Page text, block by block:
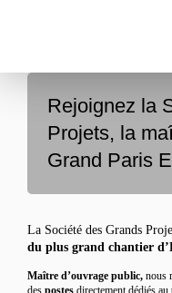
Rejoignez la
Projets, la
Grand Paris
La Société des Grands
du plus grand chantier
Maître d’ouvrage public, nous
des postes directement dédiés au